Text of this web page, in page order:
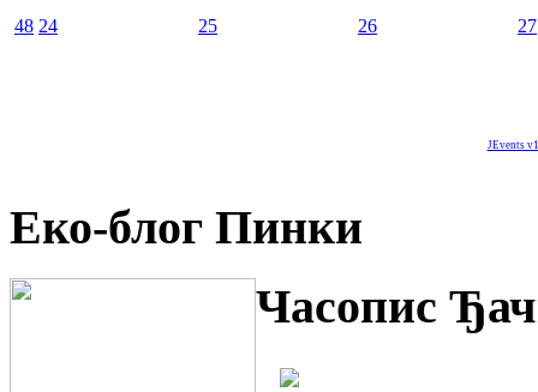
48 24 25 26 27
JEvents
Еко-блог Пинки
Часопис